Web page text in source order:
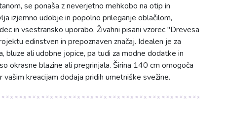
se ponaša z neverjetno mehkobo na otip in
izjemno udobje in popolno prileganje oblačilom,
in vsestransko uporabo. Živahni pisani vzorec "Drevesa
edinstven in prepoznaven značaj. Idealen je za
bluze ali udobne jopice, pa tudi za modne dodatke in
okrasne blazine ali pregrinjala. Širina 140 cm omogoča
kreacijam dodaja pridih umetniške svežine.